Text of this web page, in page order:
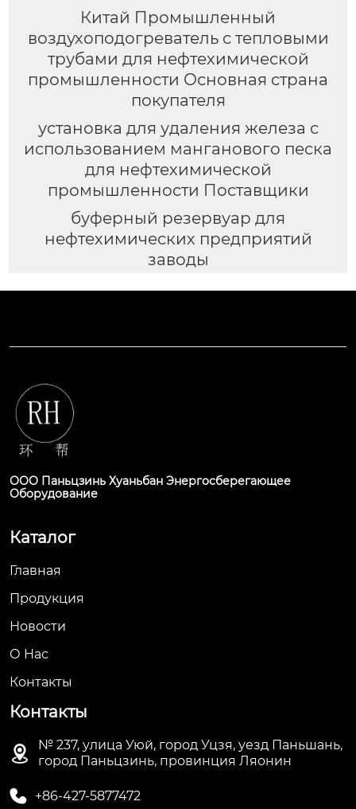
Китай Промышленный
воздухоподогреватель с тепловыми
трубами для нефтехимической
промышленности Основная страна
покупателя
установка для удаления железа с
использованием манганового песка
для нефтехимической
промышленности Поставщики
буферный резервуар для
нефтехимических предприятий
заводы
ООО Паньцзинь Хуаньбан Энергосберегающее
Оборудование
Каталог
Главная
Продукция
Новости
О Hас
Контакты
Контакты

№ 237, улица Уюй, город Уцзя, уезд Паньшань,
город Паньцзинь, провинция Ляонин
 +86-427-5877472